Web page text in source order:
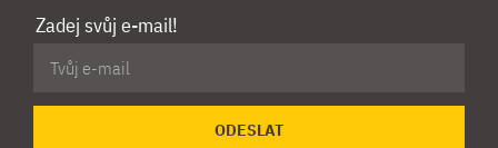
Zadej svůj e-mail!
ODESLAT